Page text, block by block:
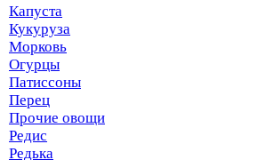
Капуста
Кукуруза
Морковь
Огурцы
Патиссоны
Перец
Прочие овощи
Редис
Редька